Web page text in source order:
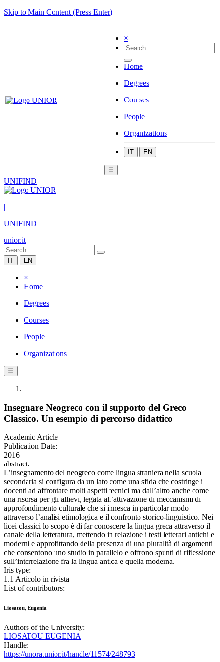
Skip to Main Content (Press Enter)
×
Home
Degrees
Courses
People
Organizations
IT EN
☰
UNIFIND
|
UNIFIND
unior.it
IT EN
×
Home
Degrees
Courses
People
Organizations
☰
Insegnare Neogreco con il supporto del Greco
Classico. Un esempio di percorso didattico
Academic Article
Publication Date:
2016
abstract:
L’insegnamento del neogreco come lingua straniera nella scuola
secondaria si configura da un lato come una sfida che costringe i
docenti ad affrontare molti aspetti tecnici ma dall’altro anche come
una risorsa per gli allievi, legata all’attivazione di meccanismi di
approfondimento culturale che si innesca in particolar modo
attraverso l’analisi etimologica e il confronto storico-linguistico. Nei
licei classici lo scopo è di far conoscere la lingua greca attraverso il
canale della letteratura, mettendo in relazione i testi letterari antichi e
moderni e approfittando della presenza di una pluralità di argomenti
che consentono uno studio in parallelo e offrono spunti di riflessione
sull’interrelazione fra la lingua antica e quella moderna.
Iris type:
1.1 Articolo in rivista
List of contributors:
Liosatou, Eugenia
Authors of the University:
LIOSATOU EUGENIA
Handle:
https://unora.unior.it/handle/11574/248793